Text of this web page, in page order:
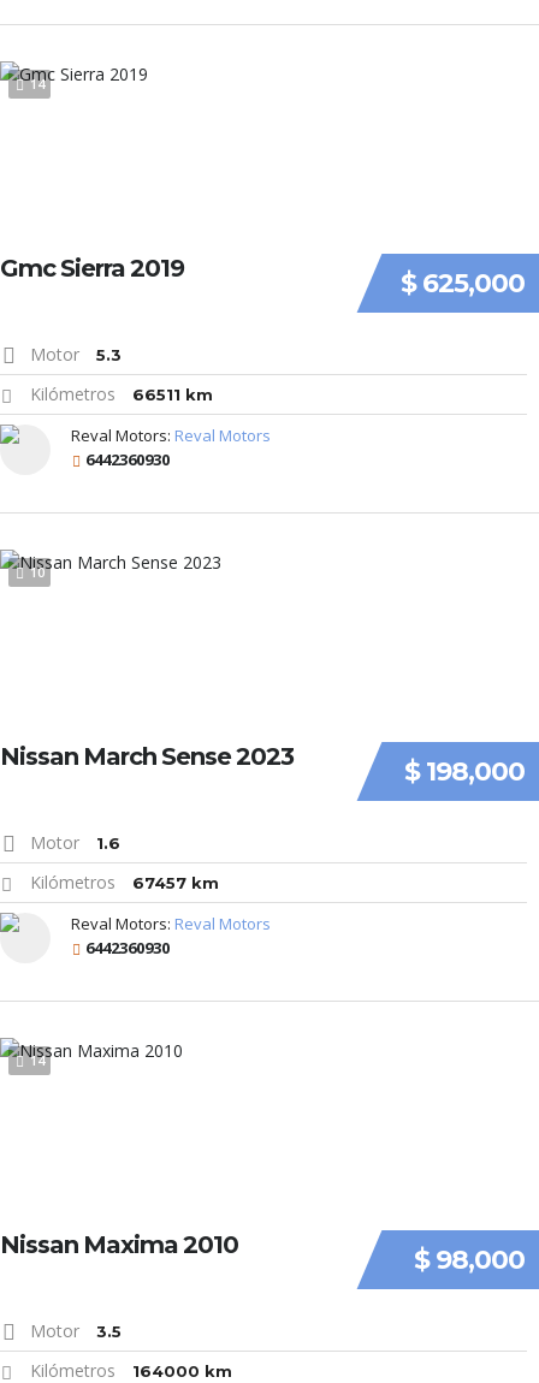
14
$ 625,000
Gmc Sierra 2019
Motor 5.3
Kilómetros 66511 km
Reval Motors: Reval Motors
6442360930
10
$ 198,000
Nissan March Sense 2023
Motor 1.6
Kilómetros 67457 km
Reval Motors: Reval Motors
6442360930
14
$ 98,000
Nissan Maxima 2010
Motor 3.5
Kilómetros 164000 km